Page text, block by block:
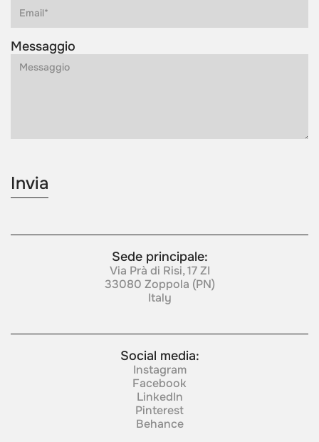
Messaggio
Sede principale:
Via Prà di Risi, 17 ZI
33080 Zoppola (PN)
Italy
Social media:
Instagram
Facebook
LinkedIn
Pinterest
Behance